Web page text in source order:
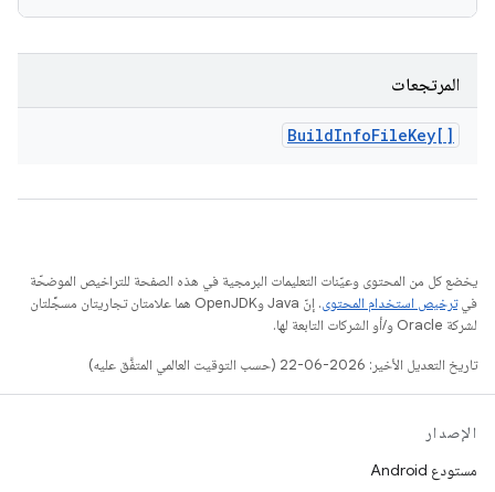
المرتجعات
BuildInfoFileKey[]
يخضع كل من المحتوى وعيّنات التعليمات البرمجية في هذه الصفحة للتراخيص الموضحّة
فيترخيص استخدام المحتوى
. إنّ Java وOpenJDK هما علامتان تجاريتان مسجَّلتان
لشركة Oracle و/أو الشركات التابعة لها.
تاريخ التعديل الأخير: 2026-06-22 (حسب التوقيت العالمي المتفَّق عليه)
الإصدار
مستودع Android